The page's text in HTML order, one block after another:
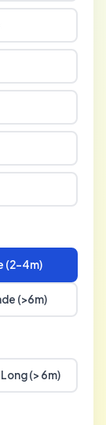
(2-4m)
(>6m)
Long (> 6m)